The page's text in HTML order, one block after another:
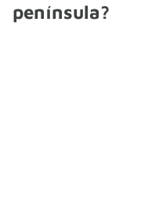
península?